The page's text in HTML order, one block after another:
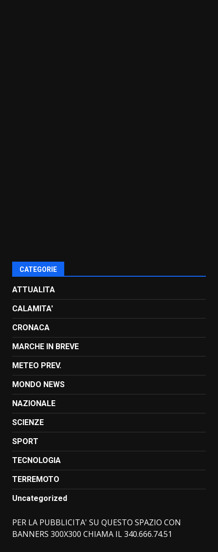
CATEGORIE
ATTUALITA
CALAMITA'
CRONACA
MARCHE IN BREVE
METEO PREV.
MONDO NEWS
NAZIONALE
SCIENZE
SPORT
TECNOLOGIA
TERREMOTO
Uncategorized
PER LA PUBBLICITA' SU QUESTO SPAZIO CON
BANNERS 300X300 CHIAMA IL 340.666.74.51